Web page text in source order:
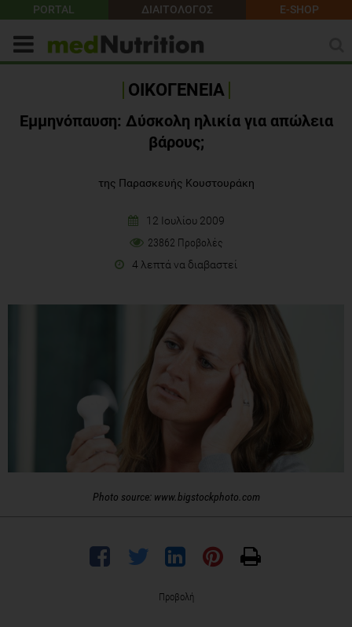
PORTAL ΔΙΑΙΤΟΛΟΓΟΣ E-SHOP
ΟΙΚΟΓΕΝΕΙΑ
Εμμηνόπαυση: Δύσκολη ηλικία για απώλεια
βάρους;
της Παρασκευής Κουστουράκη
12 Ιουλίου 2009
23862 Προβολές
4 λεπτά να διαβαστεί
Photo source: www.bigstockphoto.com
Προβολή